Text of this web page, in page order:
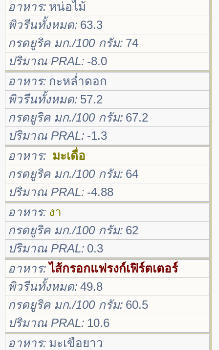
อาหาร หน่อไม้
พิวรีนทั้งหมด 63.3
กรดยูริค มก./100 กรัม 74
ปริมาณ PRAL -8.0
อาหาร กะหล่ำดอก
พิวรีนทั้งหมด 57.2
กรดยูริค มก./100 กรัม 67.2
ปริมาณ PRAL -1.3
อาหาร
มะเดื่อ
กรดยูริค มก./100 กรัม 64
ปริมาณ PRAL -4.88
อาหาร งา
กรดยูริค มก./100 กรัม 62
ปริมาณ PRAL 0.3
อาหาร ไส้กรอกแฟรงก์เฟิร์ตเตอร์
พิวรีนทั้งหมด 49.8
กรดยูริค มก./100 กรัม 60.5
ปริมาณ PRAL 10.6
อาหาร มะเขือยาว